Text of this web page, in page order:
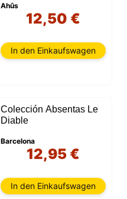
Ahûs
12,50 €
In den Einkaufswagen
Colección Absentas Le
Diable
Barcelona
12,95 €
In den Einkaufswagen